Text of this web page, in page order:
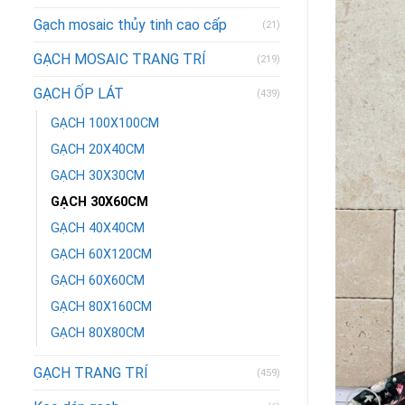
Gạch mosaic thủy tinh cao cấp (21)
GẠCH MOSAIC TRANG TRÍ (219)
GẠCH ỐP LÁT (439)
GẠCH 100X100CM
GẠCH 20X40CM
GẠCH 30X30CM
GẠCH 30X60CM
GẠCH 40X40CM
GẠCH 60X120CM
GẠCH 60X60CM
GẠCH 80X160CM
GẠCH 80X80CM
GẠCH TRANG TRÍ (459)